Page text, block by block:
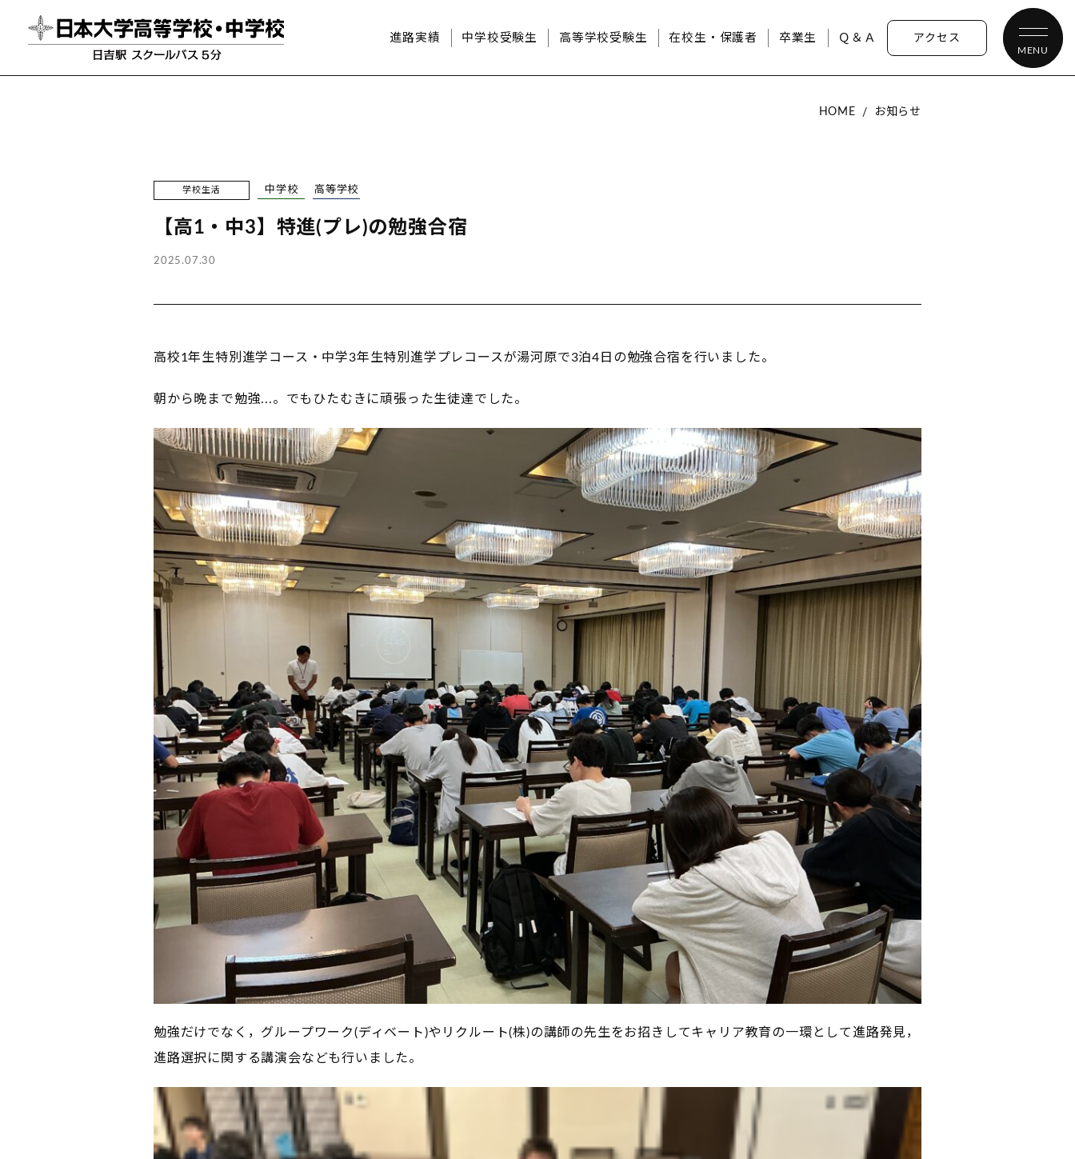
MENU
進路実績 中学校受験生 高等学校受験生 在校生・保護者 卒業生 Ｑ＆Ａ アクセス
HOME お知らせ
学校生活 中学校 高等学校
【高1・中3】特進(プレ)の勉強合宿
2025.07.30
高校1年生特別進学コース・中学3年生特別進学プレコースが湯河原で3泊4日の勉強合宿を行いました。
朝から晩まで勉強...。でもひたむきに頑張った生徒達でした。
勉強だけでなく，グループワーク(ディベート)やリクルート(株)の講師の先生をお招きしてキャリア教育の一環として進路発見，
進路選択に関する講演会なども行いました。